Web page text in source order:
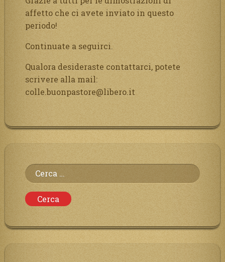
affetto che ci avete inviato in questo
periodo!
Continuate a seguirci.
Qualora desideraste contattarci, potete
scrivere alla mail:
colle.buonpastore@libero.it
Ricerca
per: